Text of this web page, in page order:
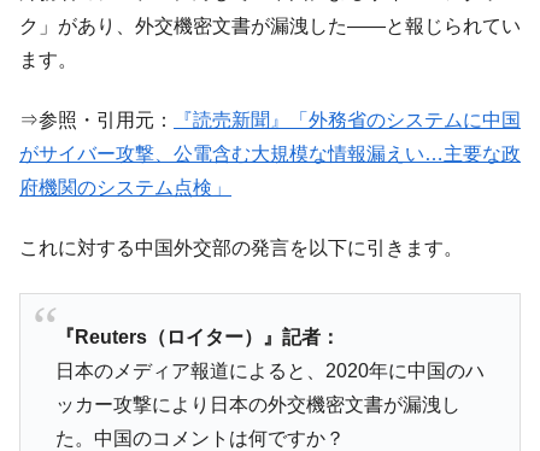
い「50.5％」に上昇
『Money1』
断
『Money1』
韓国･警察職員が「丸刈りになって抗議活
動」
国の過剰生産が世界を蝕む。
種は全般的「不調」⇒ PSIが示す現況は決して良くない。
【米韓激突案件】韓国消費者院が『クーパ
ン』1人当たり賠償10万ウォンを認定 ⇒ 総額3兆7,000億
『Money1』 韓国で猛暑。南東部では干ばつ
ク」があり、外交機密文書が漏洩した――と報じられてい
ます。
⇒参照・引用元：
『読売新聞』「外務省のシステムに中国
がサイバー攻撃、公電含む大規模な情報漏えい…主要な政
府機関のシステム点検」
これに対する中国外交部の発言を以下に引きます。
『Reuters（ロイター）』記者：
日本のメディア報道によると、2020年に中国のハ
ッカー攻撃により日本の外交機密文書が漏洩し
た。中国のコメントは何ですか？